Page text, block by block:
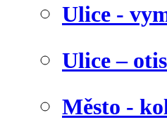
Ulice -
Ulice –
Město -